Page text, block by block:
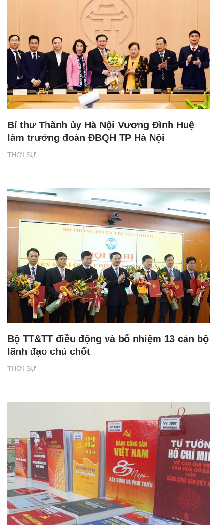
THỜI SỰ
Bí thư Thành ủy Hà Nội Vương Đình Huệ
làm trưởng đoàn ĐBQH TP Hà Nội
THỜI SỰ
Bộ TT&TT điều động và bổ nhiệm 13 cán bộ
lãnh đạo chủ chốt